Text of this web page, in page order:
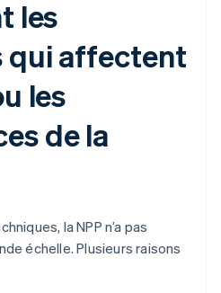
les
qui affectent
les
de la
la NPP n’a pas
échelle. Plusieurs raisons